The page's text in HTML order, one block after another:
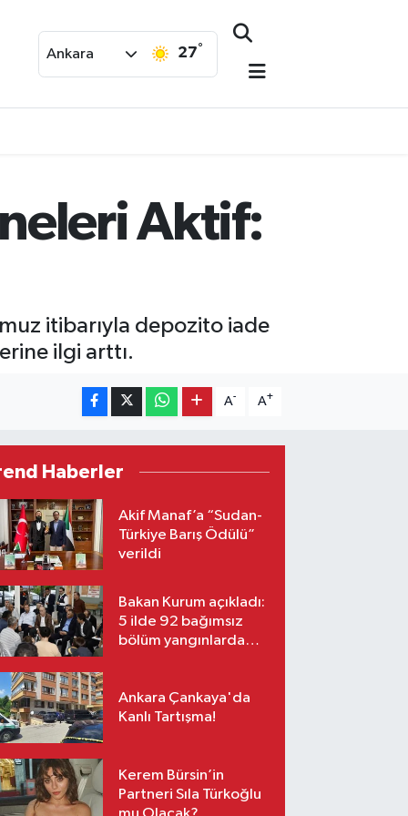
Ankara 27°
Aktif:
itibarıyla depozito iade
ilgi arttı.
A- A+
Haberler
Akif Manaf’a “Sudan-
Türkiye Barış Ödülü”
verildi
Bakan Kurum açıkladı:
5 ilde 92 bağımsız
bölüm yangınlarda
Ankara Çankaya'da
Kanlı Tartışma!
Kerem Bürsin’in
Partneri Sıla Türkoğlu